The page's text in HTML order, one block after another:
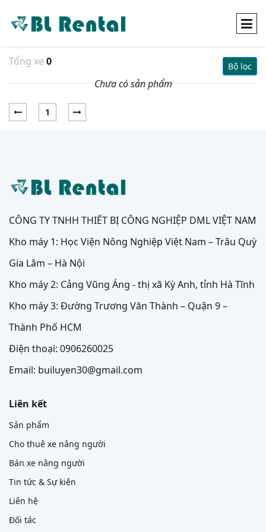
Tổng xe 0 Bộ lọc
Chưa có sản phẩm
1
CÔNG TY TNHH THIẾT BỊ CÔNG NGHIỆP DML VIỆT NAM
Kho máy 1: Học Viện Nông Nghiệp Việt Nam – Trâu Quỳ
Gia Lâm – Hà Nội
Kho máy 2: Cảng Vũng Áng - thị xã Kỳ Anh, tỉnh Hà Tĩnh
Kho máy 3: Đường Trương Văn Thành – Quận 9 –
Thành Phố HCM
Điện thoại: 0906260025
Email: builuyen30@gmail.com
Liên kết
Sản phẩm
Cho thuê xe nâng người
Bán xe nâng người
Tin tức & Sự kiện
Liên hệ
Đối tác